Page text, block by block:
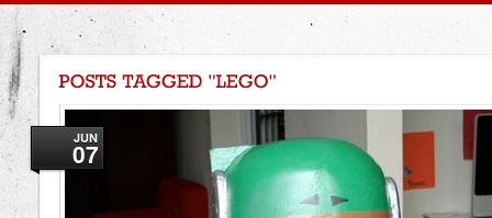
JUN
07